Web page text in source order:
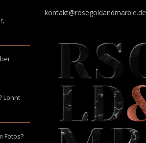
Lohnt
Fotos?
kontakt@rosegoldandmarble.de